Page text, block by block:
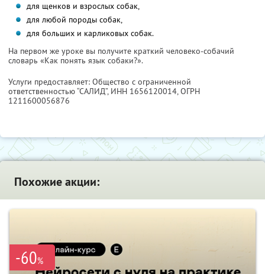
для щенков и взрослых собак,
для любой породы собак,
для больших и карликовых собак.
На первом же уроке вы получите краткий человеко-собачий
словарь «Как понять язык собаки?».
Услуги предоставляет: Общество с ограниченной
ответственностью “САЛИД”, ИНН 1656120014, ОГРН
1211600056876
Похожие акции:
-60%